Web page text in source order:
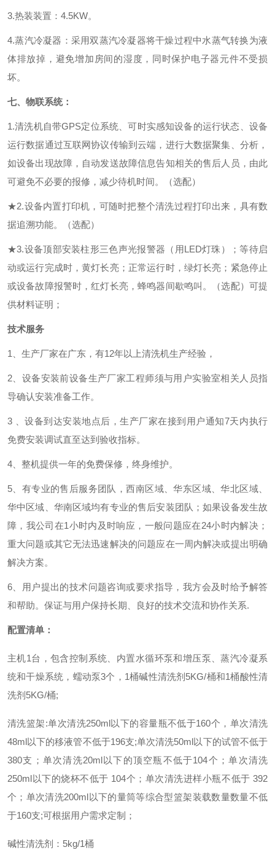
3.热装装置： 4.5KW。
4.蒸汽冷凝器：采用双蒸汽冷凝器将干燥过程中水蒸气转换为液
体排放掉，避免增加房间的湿度，同时保护电子器元件不受损
坏。
七、 物联系统：
1.清洗机自带GPS定位系统、可时实感知设备的运行状态、设备
运行数据通过互联网协议传输到云端，进行大数据聚集、分析，
如设备出现故障，自动发送故障信息告知相关的售后人员，由此
可避免不必要的报修，减少待机时间。
（选配）
★2.设备内置打印机 ，可随时把整个清洗过程打印出来，具有数
据追溯功能。 （选配）
★3.设备顶部安装柱形三色声光报警器（用LED灯珠）；等待启
动或运行完成时，黄灯长亮；正常运行时，绿灯长亮；紧急停止
或设备故障报警时，红灯长亮，蜂鸣器间歇鸣叫。
（选配）可提
供材料证明；
技术服务
1、 生产厂家在广东 ，有12年以上清洗机生产经验，
2 、设备安装前设备生产厂家工程师须与用户实验室相关人员指
导确认安装准备工作。
3 、设备到达安装地点后，生产厂家在接到用户通知7天内执行
免费安装调试直至达到验收指标。
4 整机提供一年的免费保修，终身维护。
5
有专业的售后服务团队，西南区域、华东区域、华北区域、
华中区域、华南区域均有专业的售后安装团队；如果设备发生故
障，我公司在1小时内及时响应，一般问题应在24小时内解决 ；
重大问题或其它无法迅速解决的问题应在一周内解决或提出明确
解决方案。
6
用户提出的技术问题咨询或要求指导，我方会及时给予解答
和帮助。保证与用户保持长期、良好的技术交流和协作关系.
配置清单 ：
主机1台，包含控制系统、内置水循环泵和增压泵、蒸汽冷凝系
统和干燥系统，蠕动泵3个， 1桶碱性清洗剂 5KG/桶和1桶酸性清
洗剂 5KG/桶;
清洗篮架:单次清洗250ml以下的容量瓶不低于160个， 单次清洗
48ml以下的移液管不低于196支;单次清洗50ml以下的试管不低于
380支； 单次清洗20ml以下的顶空瓶不低于104个； 单次清洗
250ml以下的烧杯不低于 104个； 单次清洗进样小瓶不低于 392
个； 单次清洗200ml以下的量筒等综合型篮架装载数量数量不低
于160支;可根据用户需求定制；
碱性清洗剂： 5kg/1桶